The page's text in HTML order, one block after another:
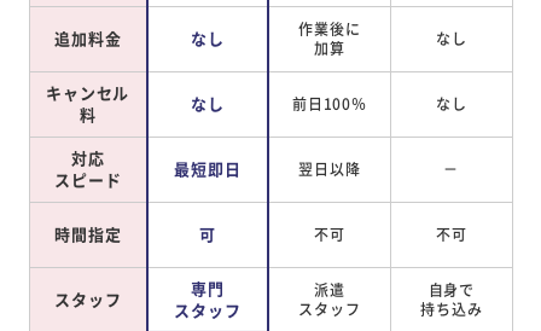
追加料金 なし
作業後に
加算
なし
キャンセル
料
なし 前日100％ なし
対応
スピード
最短即日 翌日以降 －
時間指定 可 不可 不可
スタッフ
専門
スタッフ
派遣
スタッフ
自身で
持ち込み